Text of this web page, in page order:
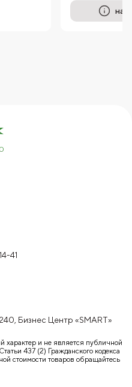
на
41
Бизнес Центр «SMART»
характер и не является публичной
437 (2) Гражданского кодекса
стоимости товаров обращайтесь